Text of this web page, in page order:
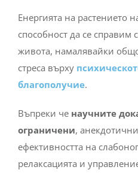
Енергията на растението
способност да се справим
живота, намалявайки
стреса върху
благополучие.
Въпреки че научните
ограничени,
ефективността на
релаксацията и